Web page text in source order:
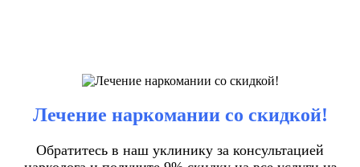
Лечение наркомании со скидкой!
Обратитесь в наш уклинику за консультацией